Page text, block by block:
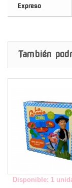
Expreso
También
Disponible: 1